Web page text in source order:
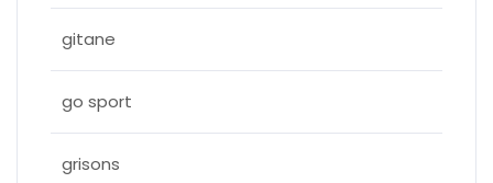
gitane
go sport
grisons